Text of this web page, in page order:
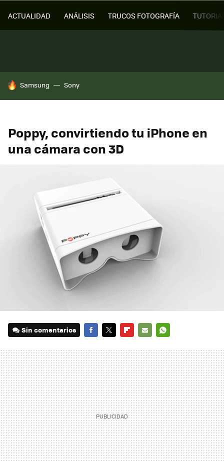
ACTUALIDAD ANÁLISIS TRUCOS FOTOGRAFÍA
HOY SE HABLA DE
Samsung Sony
Poppy, convirtiendo tu iPhone en
una cámara con 3D
Sin comentarios
MAIL